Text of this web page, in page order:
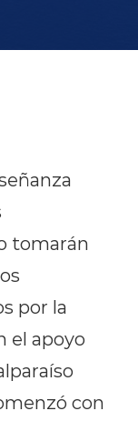
tomarán
por la
el apoyo
con